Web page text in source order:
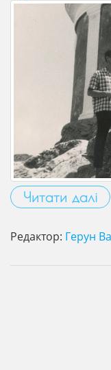
Читати далі
Редактор: Герун